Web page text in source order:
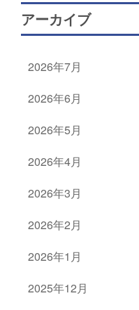
アーカイブ
2026年7月
2026年6月
2026年5月
2026年4月
2026年3月
2026年2月
2026年1月
2025年12月